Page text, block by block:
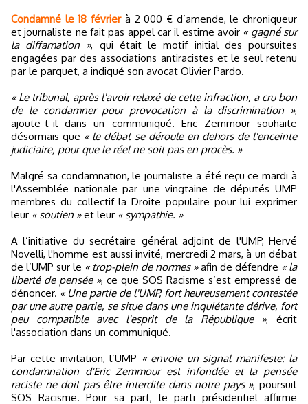
Condamné le 18 févrierà 2 000 € d’amende, le chroniqueur
et journaliste ne fait pas appel car il estime avoir « gagné sur
la diffamation », qui était le motif initial des poursuites
engagées par des associations antiracistes et le seul retenu
par le parquet, a indiqué son avocat Olivier Pardo.
« Le tribunal, après l'avoir relaxé de cette infraction, a cru bon
de le condamner pour provocation à la discrimination »,
ajoute-t-il dans un communiqué. Eric Zemmour souhaite
désormais que « le débat se déroule en dehors de l'enceinte
judiciaire, pour que le réel ne soit pas en procès. »
Malgré sa condamnation, le journaliste a été reçu ce mardi à
l'Assemblée nationale par une vingtaine de députés UMP
membres du collectif la Droite populaire pour lui exprimer
leur « soutien »et leur « sympathie. »
A l’initiative du secrétaire général adjoint de l'UMP, Hervé
Novelli, l'homme est aussi invité, mercredi 2 mars, à un débat
de l’UMP sur le « trop-plein de normes »afin de défendre « la
liberté de pensée », ce que SOS Racisme s’est empressé de
dénoncer. « Une partie de l'UMP, fort heureusement contestée
par une autre partie, se situe dans une inquiétante dérive, fort
peu compatible avec l'esprit de la République », écrit
l'association dans un communiqué.
Par cette invitation, l’UMP « envoie un signal manifeste: la
condamnation d'Eric Zemmour est infondée et la pensée
raciste ne doit pas être interdite dans notre pays », poursuit
SOS Racisme. Pour sa part, le parti présidentiel affirme